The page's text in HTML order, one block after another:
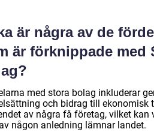
är några av de
är förknippade med
med stora bolag inkluderar
och bidrag till ekonomisk
av några få företag, vilket
någon anledning lämnar landet.